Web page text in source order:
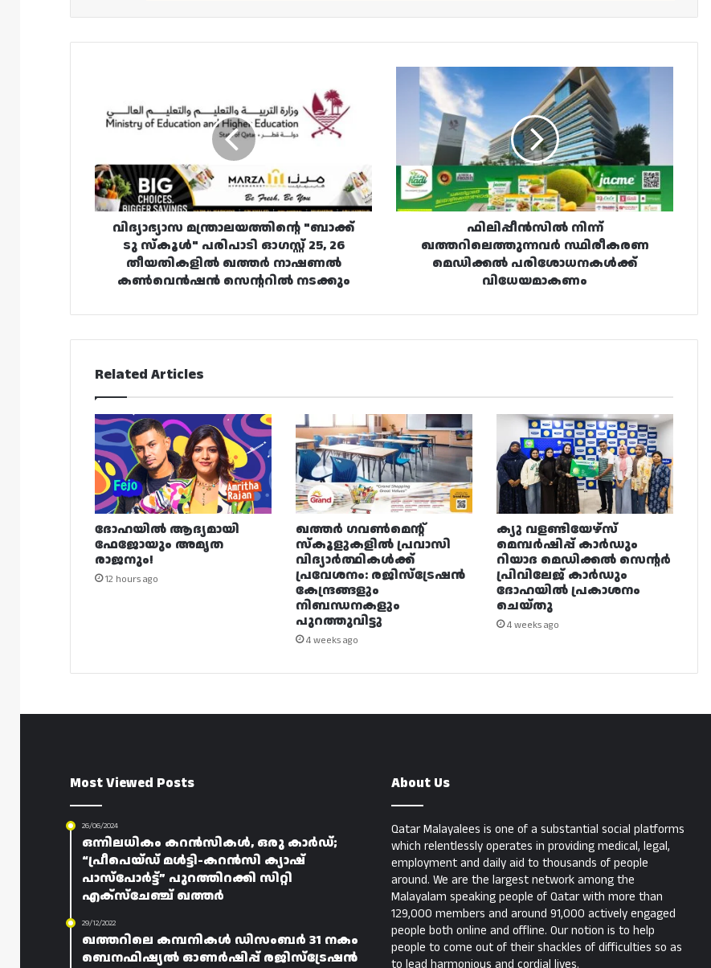
"ബാക്ക്
ഓഗസ്റ്റ്
25,
26
തീയതികളിൽ
ഖത്തർ
നാഷണൽ
കൺവെൻഷൻ
വിദ്യാഭ്യാസ മന്ത്രാലയത്തിന്റെ "ബാക്ക്
ടു സ്‌കൂൾ" പരിപാടി ഓഗസ്റ്റ് 25, 26
തീയതികളിൽ ഖത്തർ നാഷണൽ
കൺവെൻഷൻ സെന്ററിൽ നടക്കും
ഫിലിപ്പീൻസിൽ
നിന്ന്
ഖത്തറിലെത്തുന്നവർ
സ്ഥിരീകരണ
മെഡിക്കൽ
പരിശോധനകൾക്ക്
വിധേയമാകണം
ഫിലിപ്പീൻസിൽ നിന്ന്
ഖത്തറിലെത്തുന്നവർ സ്ഥിരീകരണ
മെഡിക്കൽ പരിശോധനകൾക്ക്
വിധേയമാകണം
Related Articles
ദോഹയിൽ ആദ്യമായി
ഫേജോയും അമൃത
രാജനും!
12 hours ago
ഖത്തർ ഗവൺമെന്റ്
സ്കൂളുകളിൽ പ്രവാസി
വിദ്യാർത്ഥികൾക്ക്
പ്രവേശനം: രജിസ്ട്രേഷൻ
കേന്ദ്രങ്ങളും
നിബന്ധനകളും
പുറത്തുവിട്ടു
4 weeks ago
ക്യു വളണ്ടിയേഴ്‌സ്
മെമ്പർഷിപ്പ് കാർഡും
റിയാദ മെഡിക്കൽ സെന്റർ
പ്രിവിലേജ് കാർഡും
ദോഹയിൽ പ്രകാശനം
ചെയ്തു
4 weeks ago
Most Viewed Posts
26/06/2024
ഒന്നിലധികം കറൻസികൾ, ഒരു കാർഡ്;
“പ്രീപെയ്ഡ് മൾട്ടി-കറൻസി ക്യാഷ്‌
പാസ്‌പോർട്ട്” പുറത്തിറക്കി സിറ്റി
എക്‌സ്‌ചേഞ്ച് ഖത്തർ
29/12/2022
ഖത്തറിലെ കമ്പനികൾ ഡിസംബർ 31 നകം
ബെനഫിഷ്യൽ ഓണർഷിപ്പ് രജിസ്ട്രേഷൻ
About Us
Qatar Malayalees is one of a substantial social platforms
which relentlessly operates in providing medical, legal,
employment and daily aid to thousands of people
around. We are the largest network among the
Malayalam speaking people of Qatar with more than
129,000 members and around 91,000 actively engaged
people both online and offline. Our notion is to help
people to come out of their shackles of difficulties so as
to lead harmonious and cordial lives.